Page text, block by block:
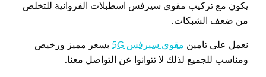
يكون مع تركيب مقوي سيرفس اسطبلات الفروانية للتخلص
من ضعف الشبكات.
نعمل على تامين مقوي سيرفس 5G
بسعر مميز ورخيص
ومناسب للجميع لذلك لا تتوانوا عن التواصل معنا.